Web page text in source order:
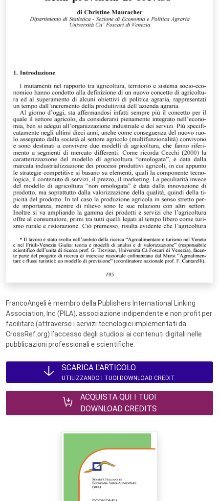
FrancoAngeli è membro della Publishers International Linking
Association, Inc (PILA), associazione indipendente e non profit per
facilitare (attraverso i servizi tecnologici implementati da
CrossRef.org) l’accesso degli studiosi ai contenuti digitali nelle
pubblicazioni professionali e scientifiche.
SCARICA L'ARTICOLO
UTILIZZANDO I TUOI DOWNLOAD CREDIT
ACQUISTA QUI I TUOI
DOWNLOAD CREDITS